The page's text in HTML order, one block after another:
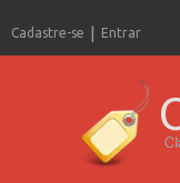
Cadastre-se Entrar